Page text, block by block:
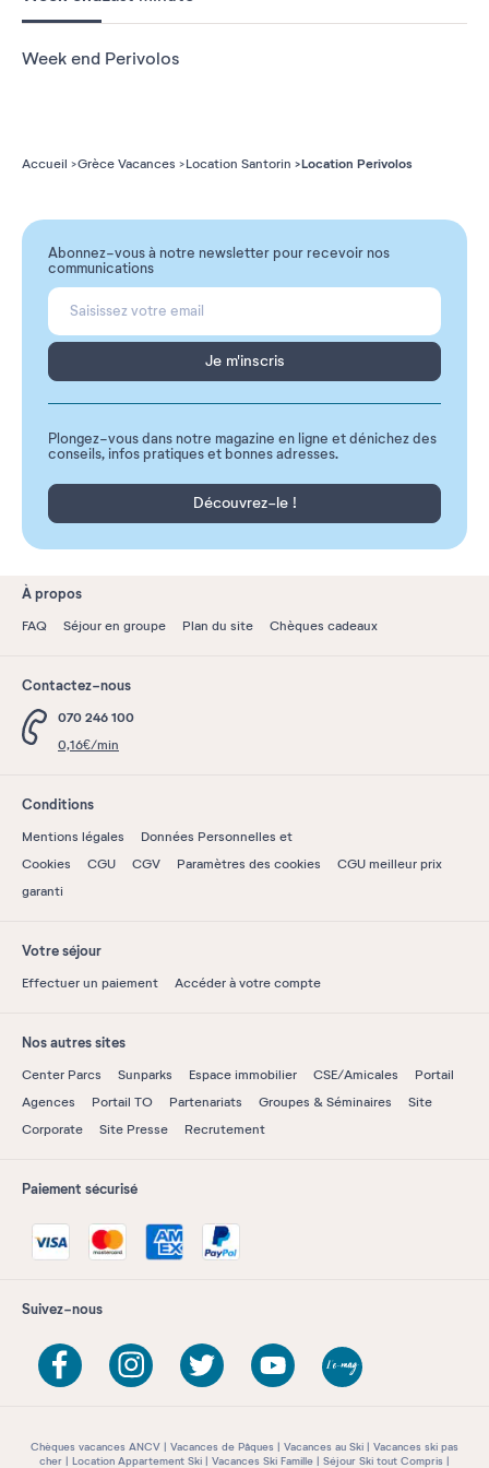
Week end Perivolos
Accueil Grèce Vacances Location Santorin Location Perivolos
Abonnez-vous à notre newsletter pour recevoir nos
communications
Je m'inscris
Plongez-vous dans notre magazine en ligne et dénichez des
conseils, infos pratiques et bonnes adresses.
Découvrez-le !
À propos
FAQ Séjour en groupe Plan du site Chèques cadeaux
Contactez-nous
070 246 100
0,16€/min
Conditions
Mentions légales
Données Personnelles et
Cookies
CGU CGV Paramètres des cookies
CGU meilleur prix
garanti
Votre séjour
Effectuer un paiement Accéder à votre compte
Nos autres sites
Center Parcs Sunparks Espace immobilier CSE/Amicales
Portail
Agences
Portail TO Partenariats Groupes & Séminaires
Site
Corporate
Site Presse Recrutement
Paiement sécurisé
Suivez-nous
Chèques vacances ANCV Vacances de Pâques Vacances au Ski
Vacances ski pas
cher
Location Appartement Ski Vacances Ski Famille
Séjour Ski tout Compris